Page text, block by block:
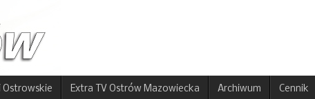
Ostrowskie Extra TV Ostrów Mazowiecka Archiwum Cennik